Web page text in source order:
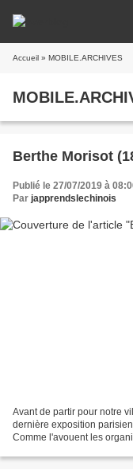
Accueil » MOBILE.ARCHIVES
Berthe Morisot
Publié le 27/07/2019 à
Par japprendslechinois
Avant de partir pour notre
dernière exposition
Comme l'avouent les